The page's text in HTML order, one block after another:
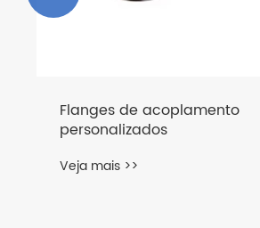
Componentes de
usinados CNC
Veja mais >>